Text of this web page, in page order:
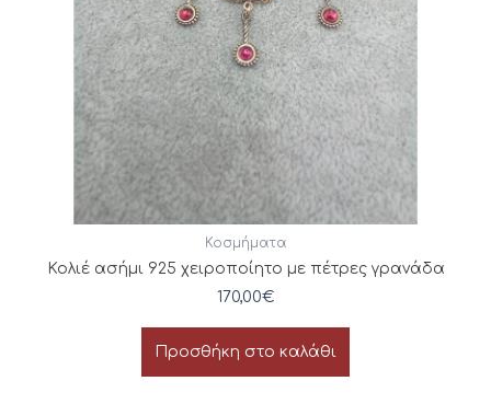
Κοσμήματα
Κολιέ ασήμι 925 χειροποίητο με πέτρες γρανάδα
170,00€
Προσθήκη στο καλάθι